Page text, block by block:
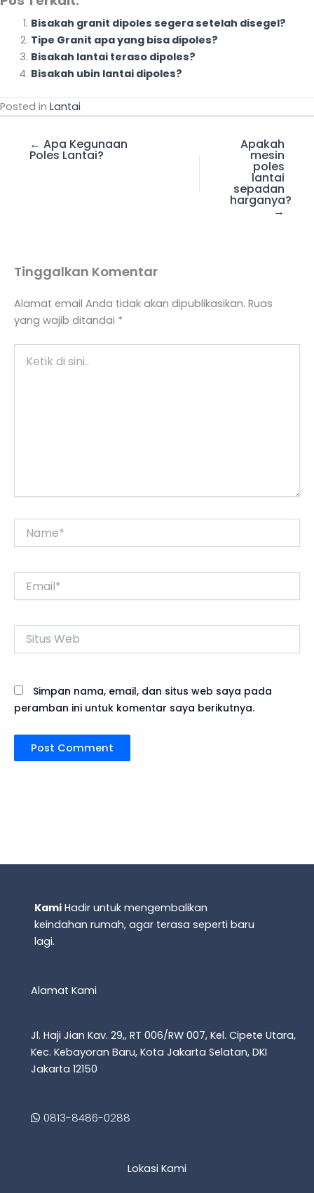
Bisakah granit dipoles segera setelah disegel?
Tipe Granit apa yang bisa dipoles?
Bisakah lantai teraso dipoles?
Bisakah ubin lantai dipoles?
Posted in Lantai
← Apa Kegunaan
Poles Lantai?
Apakah
mesin
poles
lantai
sepadan
harganya?
→
Tinggalkan Komentar
Alamat email Anda tidak akan dipublikasikan. Ruas
yang wajib ditandai *
Situs
Web
Simpan nama, email, dan situs web saya pada
peramban ini untuk komentar saya berikutnya.
Kami Hadir untuk mengembalikan
keindahan rumah, agar terasa seperti baru
lagi.
Alamat Kami
Jl. Haji Jian Kav. 29,, RT 006/RW 007, Kel. Cipete Utara,
Kec. Kebayoran Baru, Kota Jakarta Selatan, DKI
Jakarta 12150
0813-8486-0288
Lokasi Kami